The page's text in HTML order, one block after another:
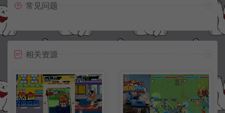
常见问题
相关资源